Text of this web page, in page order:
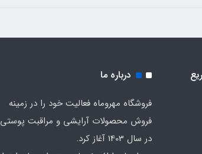
درباره ما
فروشگاه مهروماه فعالیت خود را در زمینه
فروش محصولات آرایشی و مراقبت پوستی
در سال 1403 آغاز کرد.